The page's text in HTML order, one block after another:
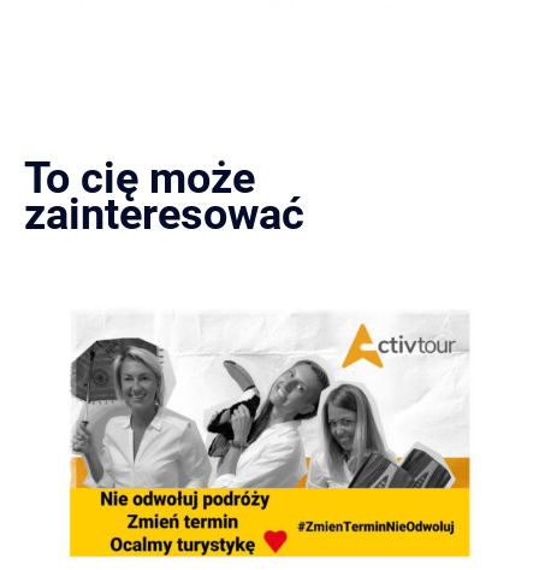
To cię może
zainteresować